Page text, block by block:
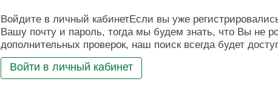
Войдите в личный кабинетЕсли вы уже
Вашу почту и пароль, тогда мы будем знать, что Вы не
дополнительных проверок, наш поиск всегда будет
Войти в личный кабинет